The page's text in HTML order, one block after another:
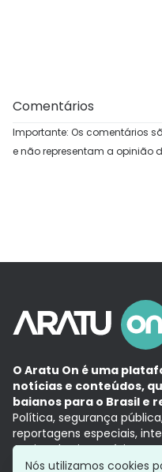
Comentários
Importante: Os comentários
e não representam a opinião
O Aratu On é uma
notícias e conteúdos,
baianos para o Brasil e
Política, segurança
reportagens especiais,
Aqui, tudo vira notícia e a
com a credibilidade do
Nós utilizamos cookies